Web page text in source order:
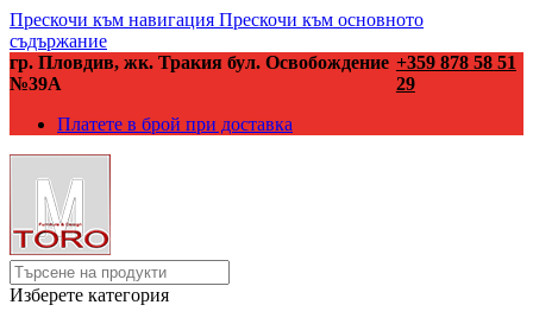
Прескочи към навигация Прескочи към основното
съдържание
гр. Пловдив, жк. Тракия бул. Освобождение
№39А
+359 878 58 51
29
Платете в брой при доставка
Изберете категория